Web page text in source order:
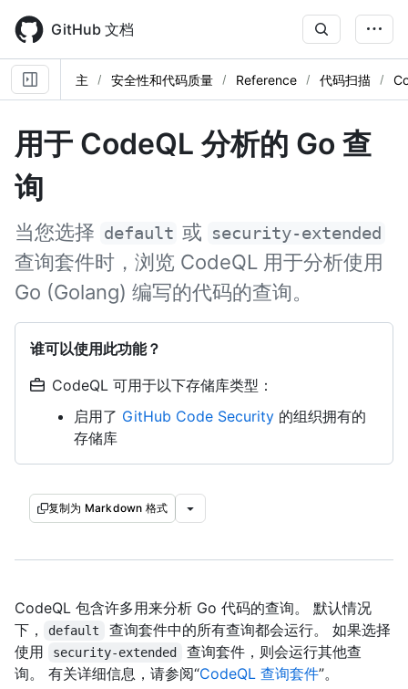
main
content
GitHub 文档
主 安全性和代码质量 Reference 代码扫描
用于 CodeQL 分析的 Go 查
询
当您选择 default 或 security-extended
查询套件时，浏览 CodeQL 用于分析使用
Go (Golang) 编写的代码的查询。
谁可以使用此功能？
CodeQL 可用于以下存储库类型：
启用了 GitHub Code Security 的组织拥有的
存储库
复制为 Markdown 格式
CodeQL 包含许多用来分析 Go 代码的查询。 默认情况
下，
default
查询套件中的所有查询都会运行。 如果选择
使用
security-extended
查询套件，则会运行其他查
询。 有关详细信息，请参阅“CodeQL 查询套件”。